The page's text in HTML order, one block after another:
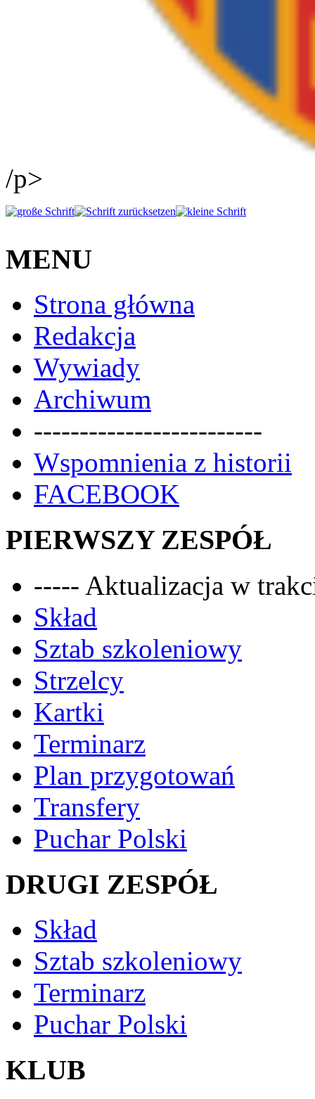
/p>
MENU
Strona główna
Redakcja
Wywiady
Archiwum
-------------------------
Wspomnienia z historii
FACEBOOK
PIERWSZY ZESPÓŁ
----- Aktualizacja w
Skład
Sztab szkoleniowy
Strzelcy
Kartki
Terminarz
Plan przygotowań
Transfery
Puchar Polski
DRUGI ZESPÓŁ
Skład
Sztab szkoleniowy
Terminarz
Puchar Polski
KLUB